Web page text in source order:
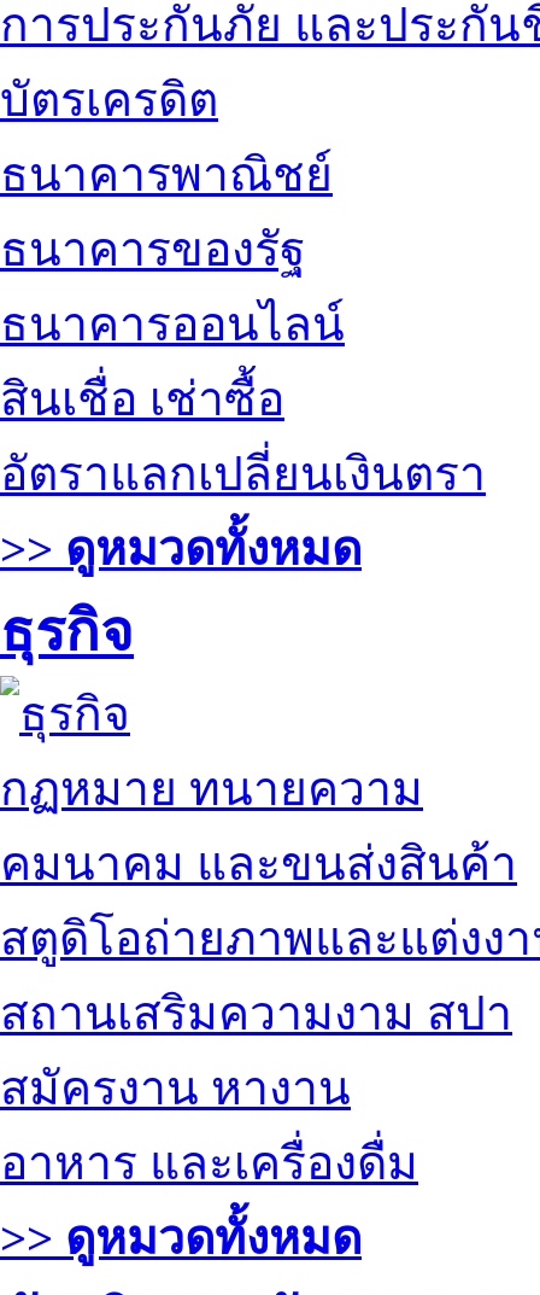
การประกันภัย และประกัน
บัตรเครดิต
ธนาคารพาณิชย์
ธนาคารของรัฐ
ธนาคารออนไลน์
สินเชื่อ เช่าซื้อ
อัตราแลกเปลี่ยนเงินตรา
>> ดูหมวดทั้งหมด
ธุรกิจ
กฏหมาย ทนายความ
คมนาคม และขนส่งสินค้า
สตูดิโอถ่ายภาพและแต่งง
สถานเสริมความงาม สปา
สมัครงาน หางาน
อาหาร และเครื่องดื่ม
>> ดูหมวดทั้งหมด